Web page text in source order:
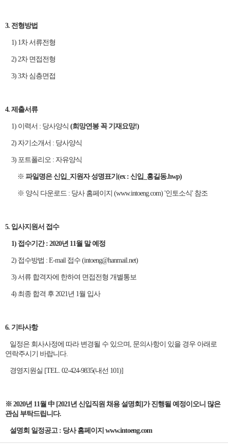
3. 전형방법
1) 1차 서류전형
2) 2차 면접전형
3) 3차 심층면접
4. 제출서류
1) 이력서 : 당사양식 (희망연봉 꼭 기재요망!)
2) 자기소개서 : 당사양식
3) 포트폴리오 : 자유양식
※ 파일명은 신입_지원자 성명표기(ex : 신입_홍길동.hwp)
※ 양식 다운로드 : 당사 홈페이지 (www.intoeng.com) '인토소식' 참조
5. 입사지원서 접수
1) 접수기간 : 2020년 11월 말 예정
2) 접수방법 : E-mail 접수 (intoeng@hanmail.net)
3) 서류 합격자에 한하여 면접전형 개별통보
4) 최종 합격 후 2021년 1월 입사
6. 기타사항
일정은 회사사정에 따라 변경될 수 있으며, 문의사항이 있을 경우 아래로
연락주시기 바랍니다.
경영지원실 [TEL. 02-424-9835(내선 101)]
※ 2020년 11월 中 [2021년 신입직원 채용 설명회]가 진행될 예정이오니 많은
관심 부탁드립니다.
설명회 일정공고 : 당사 홈페이지 www.intoeng.com